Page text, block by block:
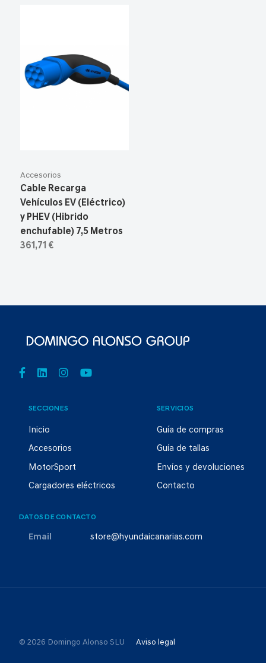
Accesorios
Cable Recarga
Vehículos EV (Eléctrico)
y PHEV (Hibrido
enchufable) 7,5 Metros
361,71 €
SECCIONES
Inicio
Accesorios
MotorSport
Cargadores eléctricos
SERVICIOS
Guía de compras
Guía de tallas
Envíos y devoluciones
Contacto
DATOS DE CONTACTO
Email store@hyundaicanarias.com
© 2026 Domingo Alonso SLU Aviso legal